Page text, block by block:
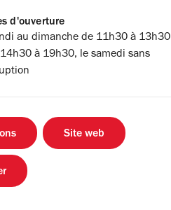
d'ouverture
au dimanche de 11h30 à 13h30
à 19h30, le samedi sans
Site web